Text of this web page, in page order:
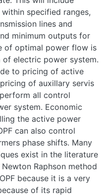
specified ranges,
lines and
minimum outputs for
of optimal power flow is
electric power system.
to pricing of active
of auxillary servis
all control
system. Economic
the active power
can also control
phase shifts. Many
exist in the literature
Raphson method
because it is a very
of its rapid